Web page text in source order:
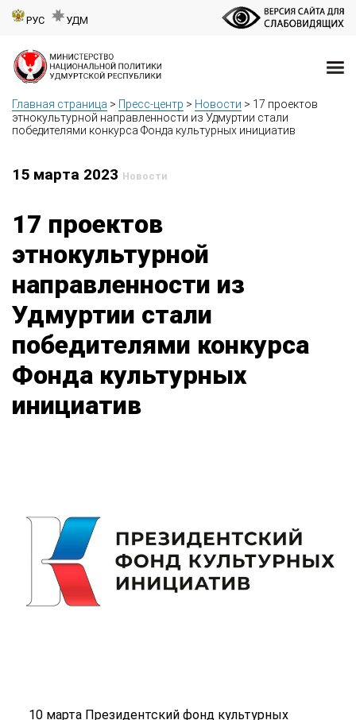
РУС УДМ
Главная страница > Пресс-центр > Новости > 17 проектов
этнокультурной направленности из Удмуртии стали
победителями конкурса Фонда культурных инициатив
15 марта 2023 Новости
17 проектов
этнокультурной
направленности из
Удмуртии стали
победителями конкурса
Фонда культурных
инициатив
10 марта Президентский фонд культурных